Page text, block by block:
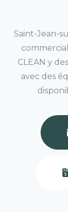
Saint-Jean-
CLEAN y
avec des